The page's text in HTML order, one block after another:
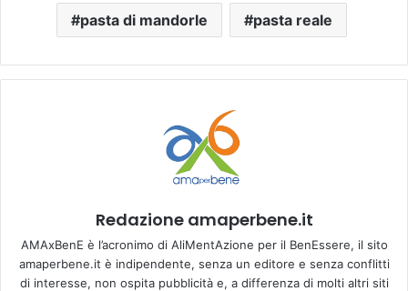
pasta di mandorle pasta reale
Redazione amaperbene.it
AMAxBenE è l’acronimo di AliMentAzione per il BenEssere, il sito
amaperbene.it è indipendente, senza un editore e senza conflitti
di interesse, non ospita pubblicità e, a differenza di molti altri siti